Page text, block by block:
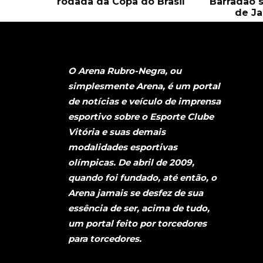
de
O Arena Rubro-Negra, ou
simplesmente Arena, é um portal
de notícias e veículo de imprensa
esportivo sobre o Esporte Clube
Vitória e suas demais
modalidades esportivas
olímpicas. De abril de 2009,
quando foi fundado, até então, o
Arena jamais se desfez de sua
essência de ser, acima de tudo,
um portal feito por torcedores
para torcedores.